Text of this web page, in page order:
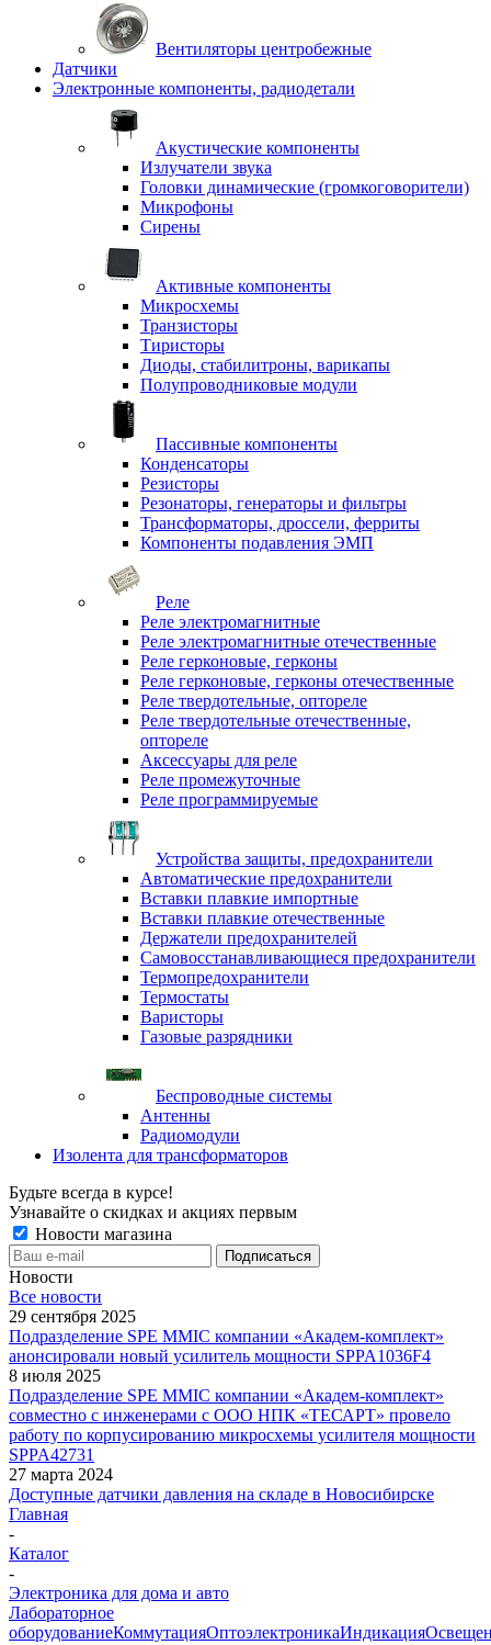
Вентиляторы центробежные
Датчики
Электронные компоненты, радиодетали
Акустические компоненты
Излучатели звука
Головки динамические (громкоговорители)
Микрофоны
Сирены
Активные компоненты
Микросхемы
Транзисторы
Тиристоры
Диоды, стабилитроны, варикапы
Полупроводниковые модули
Пассивные компоненты
Конденсаторы
Резисторы
Резонаторы, генераторы и фильтры
Трансформаторы, дроссели, ферриты
Компоненты подавления ЭМП
Реле
Реле электромагнитные
Реле электромагнитные отечественные
Реле герконовые, герконы
Реле герконовые, герконы отечественные
Реле твердотельные, оптореле
Реле твердотельные отечественные,
оптореле
Аксессуары для реле
Реле промежуточные
Реле программируемые
Устройства защиты, предохранители
Автоматические предохранители
Вставки плавкие импортные
Вставки плавкие отечественные
Держатели предохранителей
Самовосстанавливающиеся предохранители
Термопредохранители
Термостаты
Варисторы
Газовые разрядники
Беспроводные системы
Антенны
Радиомодули
Изолента для трансформаторов
Будьте всегда в курсе!
Узнавайте о скидках и акциях первым
Новости магазина
Новости
Все новости
29 сентября 2025
Подразделение SPE MMIC компании «Академ-комплект»
анонсировали новый усилитель мощности SPPA1036F4
8 июля 2025
Подразделение SPE MMIC компании «Академ-комплект»
совместно с инженерами с ООО НПК «ТЕСАРТ» провело
работу по корпусированию микросхемы усилителя мощности
SPPA42731
27 марта 2024
Доступные датчики давления на складе в Новосибирске
Главная
-
Каталог
-
Электроника для дома и авто
Лабораторное
оборудованиеКоммутацияОптоэлектроникаИндикация